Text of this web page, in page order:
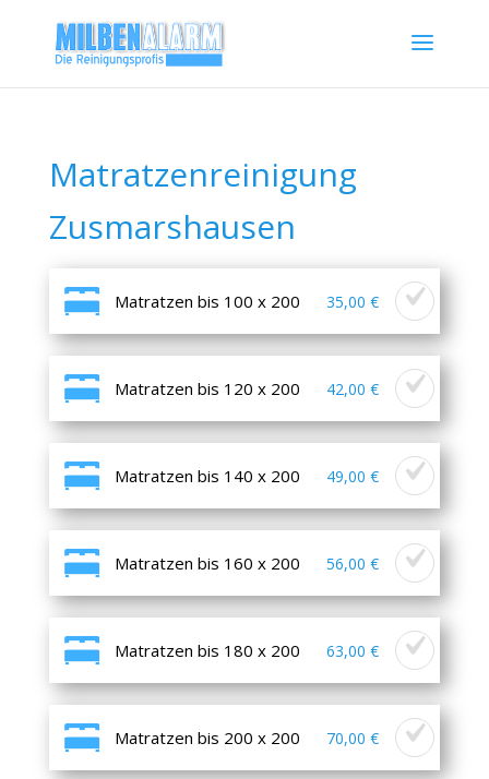
Matratzenreinigung
Zusmarshausen
Matratzen bis 100 x 200 35,00 €
Matratzen bis 120 x 200 42,00 €
Matratzen bis 140 x 200 49,00 €
Matratzen bis 160 x 200 56,00 €
Matratzen bis 180 x 200 63,00 €
Matratzen bis 200 x 200 70,00 €